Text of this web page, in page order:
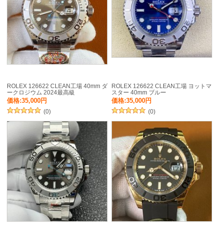
ROLEX 126622 CLEAN工場 40mm ダ
ークロジウム 2024最高級
価格:35,000円
(0)
ROLEX 126622 CLEAN工場 ヨットマ
スター 40mm ブルー
価格:35,000円
(0)